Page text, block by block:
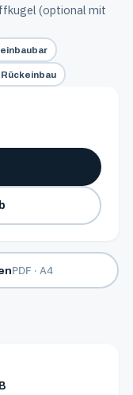
(optional mit
einbaubar
PDF · A4